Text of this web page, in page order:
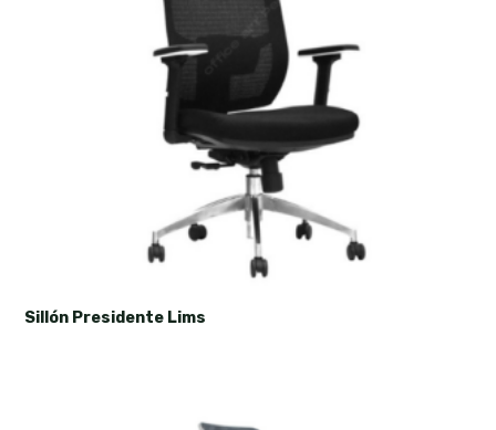
Sillón Presidente Lims